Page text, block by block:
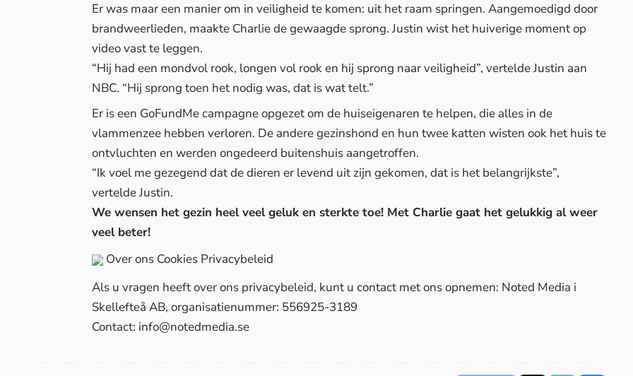
Er was maar een manier om in veiligheid te komen: uit het raam springen. Aangemoedigd door
brandweerlieden, maakte Charlie de gewaagde sprong. Justin wist het huiverige moment op
video vast te leggen.
“Hij had een mondvol rook, longen vol rook en hij sprong naar veiligheid”, vertelde Justin aan
NBC. “Hij sprong toen het nodig was, dat is wat telt.”
Er is een GoFundMecampagne opgezet om de huiseigenaren te helpen, die alles in de
vlammenzee hebben verloren. De andere gezinshond en hun twee katten wisten ook het huis te
ontvluchten en werden ongedeerd buitenshuis aangetroffen.
“Ik voel me gezegend dat de dieren er levend uit zijn gekomen, dat is het belangrijkste”,
vertelde Justin.
We wensen het gezin heel veel geluk en sterkte toe! Met Charlie gaat het gelukkig al weer
veel beter!
Over ons Cookies Privacybeleid
Als u vragen heeft over ons privacybeleid, kunt u contact met ons opnemen: Noted Media i
Skellefteå AB, organisatienummer: 556925-3189
Contact: info@notedmedia.se